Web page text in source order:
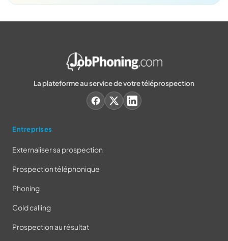
La plateforme au service de votre téléprospection
Entreprises
Externaliser sa prospection
Prospection téléphonique
Phoning
Cold calling
Prospection au résultat